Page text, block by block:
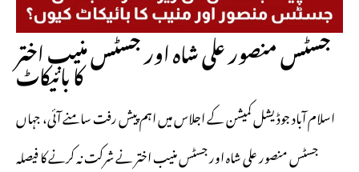
جسٹس منصور علی شاہ اور جسٹس منیب اختر
کا بائیکاٹ
اسلام آباد جوڈیشل کمیشن کے اجلاس میں اہم پیش رفت سامنے آئی، جہاں
جسٹس منصور علی شاہ اور جسٹس منیب اختر نے شرکت نہ کرنے کا فیصلہ